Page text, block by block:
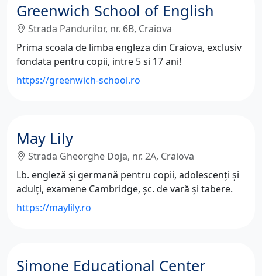
Greenwich School of English
Strada Pandurilor, nr. 6B, Craiova
Prima scoala de limba engleza din Craiova, exclusiv
fondata pentru copii, intre 5 si 17 ani!
https://greenwich-school.ro
May Lily
Strada Gheorghe Doja, nr. 2A, Craiova
Lb. engleză și germană pentru copii, adolescenți și
adulți, examene Cambridge, șc. de vară și tabere.
https://maylily.ro
Simone Educational Center